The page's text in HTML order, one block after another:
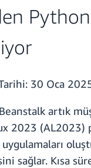
30 Oca
artık
2023 (AL2023)
sağlar. Kısa